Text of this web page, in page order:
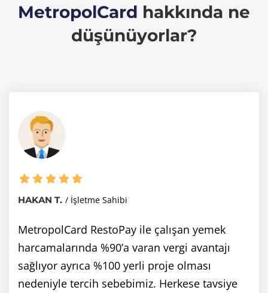
MetropolCard hakkında ne
düşünüyorlar?
HAKAN T. İşletme Sahibi
MetropolCard RestoPay ile çalışan yemek
harcamalarında %90’a varan vergi avantajı
sağlıyor ayrıca %100 yerli proje olması
nedeniyle tercih sebebimiz. Herkese tavsiye